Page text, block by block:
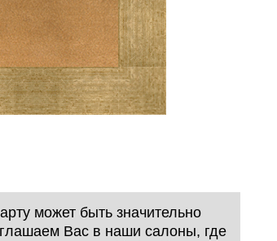
может быть значительно
Вас в наши салоны, где